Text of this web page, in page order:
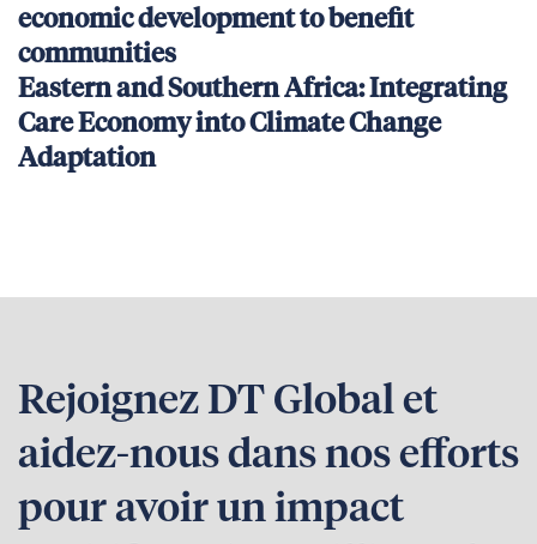
economic development to benefit
communities
Eastern and Southern Africa: Integrating
Care Economy into Climate Change
Adaptation
Rejoignez DT Global et
aidez-nous dans nos efforts
pour avoir un impact